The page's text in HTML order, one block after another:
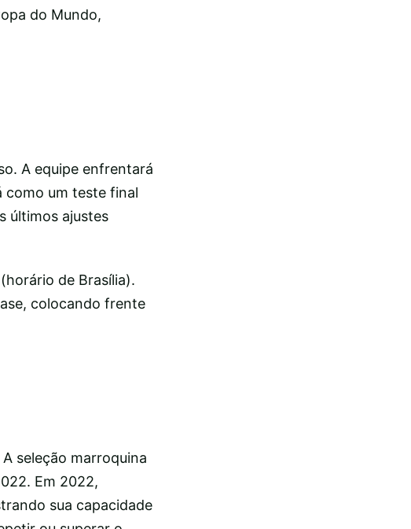
do Mundo,
A equipe enfrentará
como um teste final
últimos ajustes
de Brasília).
colocando frente
seleção marroquina
Em 2022,
sua capacidade